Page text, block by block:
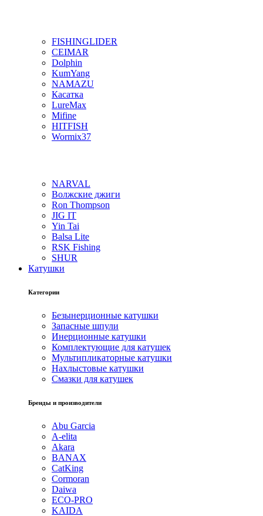
FISHINGLIDER
CEIMAR
Dolphin
KumYang
NAMAZU
Касатка
LureMax
Mifine
HITFISH
Wormix37
NARVAL
Волжские джиги
Ron Thompson
JIG IT
Yin Tai
Balsa Lite
RSK Fishing
SHUR
Катушки
Категории
Безынерционные катушки
Запасные шпули
Инерционные катушки
Комплектующие для катушек
Мультипликаторные катушки
Нахлыстовые катушки
Смазки для катушек
Бренды и производители
Abu Garcia
A-elita
Akara
BANAX
CatKing
Cormoran
Daiwa
ECO-PRO
KAIDA